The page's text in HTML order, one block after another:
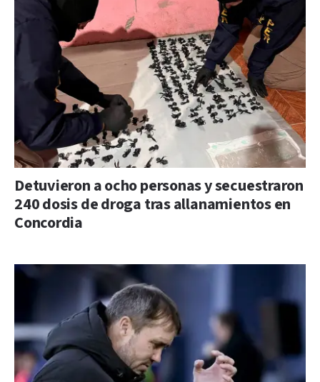
Detuvieron a ocho personas y secuestraron
240 dosis de droga tras allanamientos en
Concordia